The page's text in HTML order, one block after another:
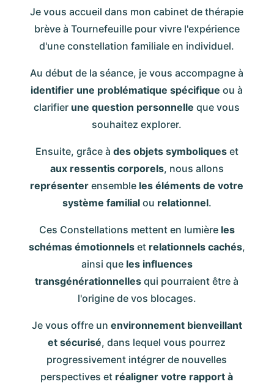
Je vous accueil dans mon cabinet de thérapie
brève à Tournefeuille pour vivre l'expérience
d'une constellation familiale en individuel.
Au début de la séance, je vous accompagne à
identifier une problématique spécifique ou à
clarifier une question personnelle que vous
souhaitez explorer.
Ensuite, grâce à des objets symboliqueset
aux ressentis corporels, nous allons
représenter ensemble les éléments de votre
système familial ou relationnel.
Ces Constellations mettent en lumière les
schémas émotionnelset relationnels cachés,
ainsi que les influences
transgénérationnelles qui pourraient être à
l'origine de vos blocages.
Je vous offre un environnement bienveillant
et sécurisé, dans lequel vous pourrez
progressivement intégrer de nouvelles
perspectives et réaligner votre rapport à